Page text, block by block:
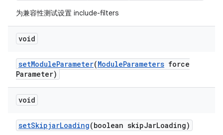
为兼容性测试设置 include-filters
void
setModuleParameter(ModuleParameters force
Parameter)
void
setSkipjarLoading(boolean skipJarLoading)